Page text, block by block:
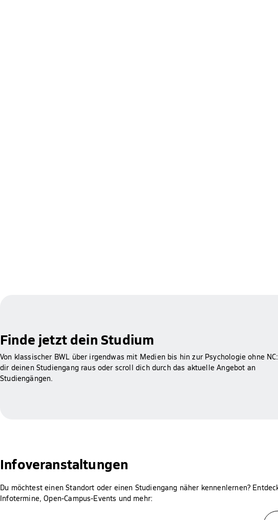
Finde jetzt dein Studium
Von klassischer BWL über irgendwas mit Medien bis hin zur Psychologie ohne
dir deinen Studiengang raus oder scroll dich durch das aktuelle Angebot an
Studiengängen.
Infoveranstaltungen
Du möchtest einen Standort oder einen Studiengang näher kennenlernen?
Infotermine, Open-Campus-Events und mehr: